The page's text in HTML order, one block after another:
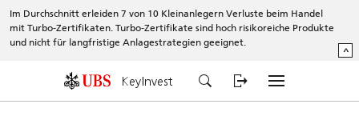
Im Durchschnitt erleiden 7 von 10 Kleinanlegern Verluste beim Handel
mit Turbo-Zertifikaten. Turbo-Zertifikate sind hoch risikoreiche Produkte
und nicht für langfristige Anlagestrategien geeignet.
^
KeyInvest